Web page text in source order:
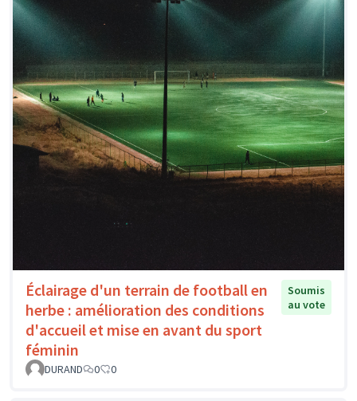
Éclairage d'un terrain de football en
herbe : amélioration des conditions
d'accueil et mise en avant du sport
féminin
Soumis
au vote
DURAND 0 0